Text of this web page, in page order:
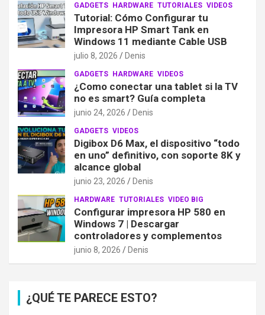
GADGETS HARDWARE TUTORIALES VIDEOS
Tutorial: Cómo Configurar tu
Impresora HP Smart Tank en
Windows 11 mediante Cable USB
julio 8, 2026 Denis
GADGETS HARDWARE VIDEOS
¿Como conectar una tablet si la TV
no es smart? Guía completa
junio 24, 2026 Denis
GADGETS VIDEOS
Digibox D6 Max, el dispositivo “todo
en uno” definitivo, con soporte 8K y
alcance global
junio 23, 2026 Denis
HARDWARE TUTORIALES VIDEO BIG
Configurar impresora HP 580 en
Windows 7 | Descargar
controladores y complementos
junio 8, 2026 Denis
¿QUÉ TE PARECE ESTO?